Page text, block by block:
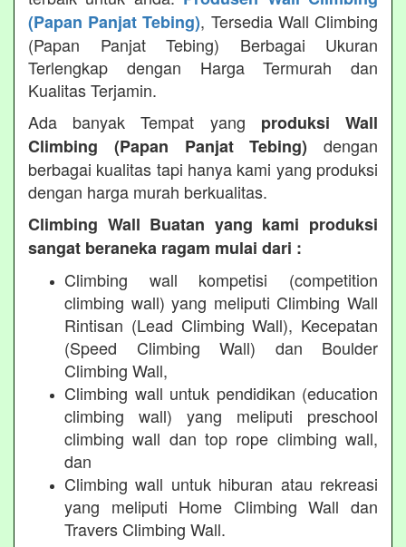
(Papan Panjat Tebing), Tersedia Wall Climbing
(Papan Panjat Tebing) Berbagai Ukuran
Terlengkap dengan Harga Termurah dan
Kualitas Terjamin.
Ada banyak Tempat yang produksi Wall
Climbing (Papan Panjat Tebing) dengan
berbagai kualitas tapi hanya kami yang produksi
dengan harga murah berkualitas.
Climbing Wall Buatan yang kami produksi
sangat beraneka ragam mulai dari :
Climbing wall kompetisi (competition
climbing wall) yang meliputi Climbing Wall
Rintisan (Lead Climbing Wall), Kecepatan
(Speed Climbing Wall) dan Boulder
Climbing Wall,
Climbing wall untuk pendidikan (education
climbing wall) yang meliputi preschool
climbing wall dan top rope climbing wall,
dan
Climbing wall untuk hiburan atau rekreasi
yang meliputi Home Climbing Wall dan
Travers Climbing Wall.